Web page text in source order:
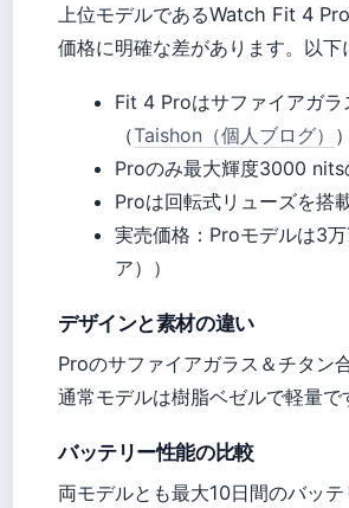
上位モデルであるWatch Fit 4
価格に明確な差があります。以
Fit 4 Proはサファイアガ
（Taishon（個人ブログ） ）
Proのみ最大輝度3000 nits
Proは回転式リューズを搭
実売価格：Proモデルは3
ア））
デザインと素材の違い
Proのサファイアガラス＆チタン
通常モデルは樹脂ベゼルで軽量
バッテリー性能の比較
両モデルとも最大10日間のバッ